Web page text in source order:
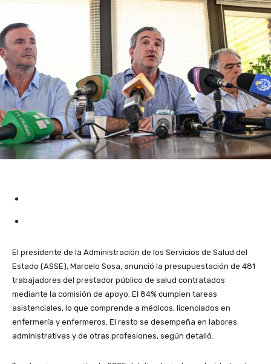
El presidente de la Administración de los Servicios de Salud del
Estado (ASSE), Marcelo Sosa, anunció la presupuestación de 481
trabajadores del prestador público de salud contratados
mediante la comisión de apoyo. El 84% cumplen tareas
asistenciales, lo que comprende a médicos, licenciados en
enfermería y enfermeros. El resto se desempeña en labores
administrativas y de otras profesiones, según detalló.